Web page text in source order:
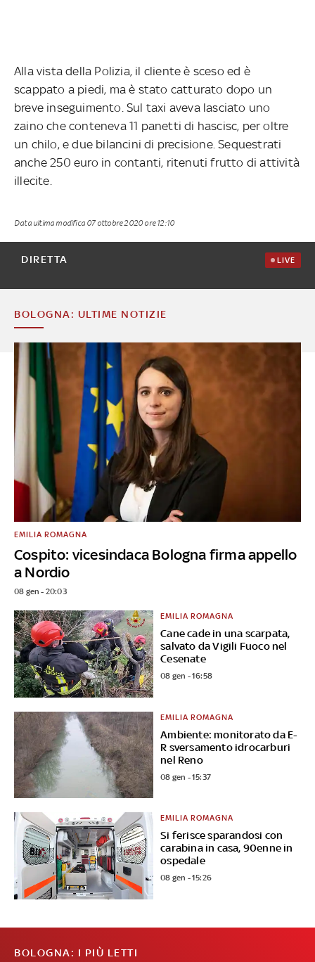
Alla vista della Polizia, il cliente è sceso ed è
scappato a piedi, ma è stato catturato dopo un
breve inseguimento. Sul taxi aveva lasciato uno
zaino che conteneva 11 panetti di hascisc, per oltre
un chilo, e due bilancini di precisione. Sequestrati
anche 250 euro in contanti, ritenuti frutto di attività
illecite.
Data ultima modifica 07 ottobre 2020 ore 12:10
DIRETTA LIVE
BOLOGNA: ULTIME NOTIZIE
Cospito: vicesindaca Bologna firma appello
a Nordio
EMILIA ROMAGNA
08 gen - 20:03
Cane cade in una scarpata,
salvato da Vigili Fuoco nel
Cesenate
EMILIA ROMAGNA
08 gen - 16:58
Ambiente: monitorato da E-
R sversamento idrocarburi
nel Reno
EMILIA ROMAGNA
08 gen - 15:37
Si ferisce sparandosi con
carabina in casa, 90enne in
ospedale
EMILIA ROMAGNA
08 gen - 15:26
BOLOGNA: I PIÙ LETTI